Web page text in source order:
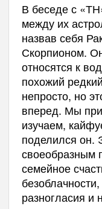
В беседе с
между их
назвав себя
Скорпионом.
относятся к
похожий
непросто, но
вперед. Мы
изучаем,
поделился он.
своеобразным
семейное
разногласия и